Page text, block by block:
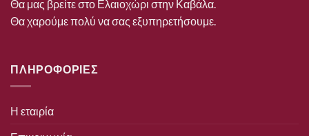
Θα μας βρείτε στο Ελαιοχώρι στην Καβάλα.
Θα χαρούμε πολύ να σας εξυπηρετήσουμε.
ΠΛΗΡΟΦΟΡΙΕΣ
Η εταιρία